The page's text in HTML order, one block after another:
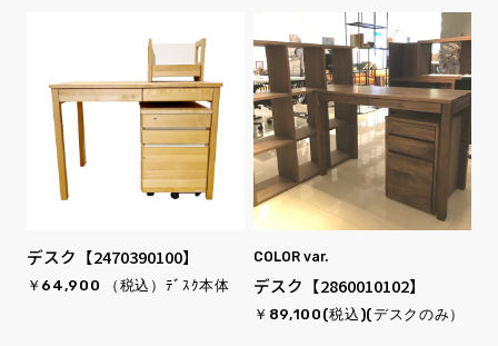
デスク【2470390100】
￥64,900 （税込）ﾃﾞｽｸ本体
COLOR var.
デスク【2860010102】
￥89,100(税込)(デスクのみ）